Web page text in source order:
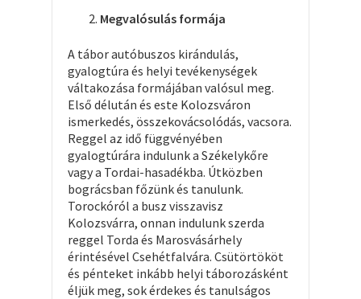
Megvalósulás formája
A tábor autóbuszos kirándulás,
gyalogtúra és helyi tevékenységek
váltakozása formájában valósul meg.
Első délután és este Kolozsváron
ismerkedés, összekovácsolódás, vacsora.
Reggel az idő függvényében
gyalogtúrára indulunk a Székelykőre
vagy a Tordai-hasadékba. Útközben
bográcsban főzünk és tanulunk.
Torockóról a busz visszavisz
Kolozsvárra, onnan indulunk szerda
reggel Torda és Marosvásárhely
érintésével Csehétfalvára. Csütörtököt
és pénteket inkább helyi táborozásként
éljük meg, sok érdekes és tanulságos